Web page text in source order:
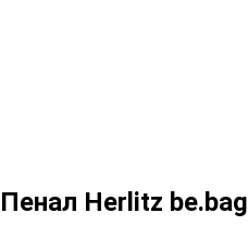
Пенал Herlitz be.bag